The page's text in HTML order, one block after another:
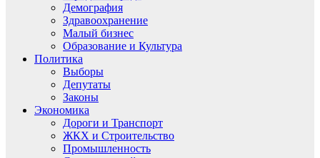
Демография
Здравоохранение
Малый бизнес
Образование и Культура
Политика
Выборы
Депутаты
Законы
Экономика
Дороги и Транспорт
ЖКХ и Строительство
Промышленность